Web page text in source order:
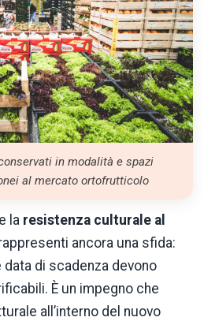
in modalità e spazi
al mercato ortofrutticolo
la resistenza culturale al
ancora una sfida:
data di scadenza devono
È un impegno che
all’interno del nuovo